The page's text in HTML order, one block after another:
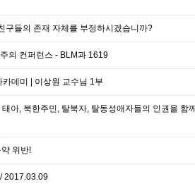
구들의 존재 자체를 부정하시겠습니까?
의 컨퍼런스 - BLM과 1619
데미 | 이상원 교수님 1부
아, 북한주민, 탈북자, 탈동성애자들의 인권을 함께
위반!
2017.03.09